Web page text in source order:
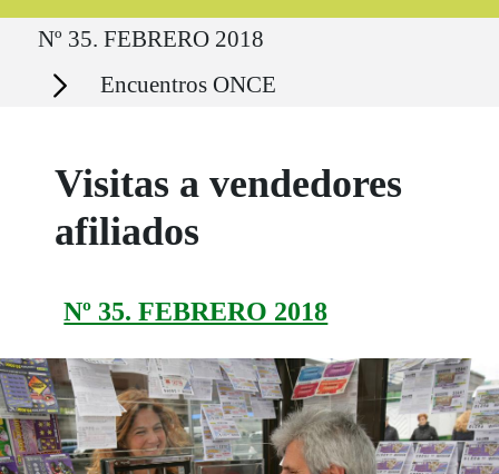
Ruta del sitio
Nº 35. FEBRERO 2018
Secciones Encuentros ONCE
Visitas a vendedores
afiliados
Nº 35. FEBRERO 2018